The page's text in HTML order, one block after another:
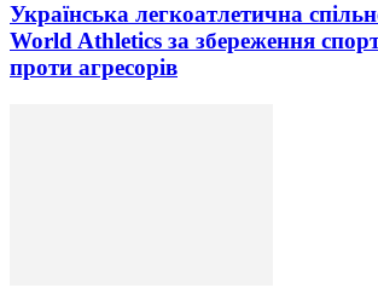
Українська легкоатлетична
World Athletics за збереження
проти агресорів